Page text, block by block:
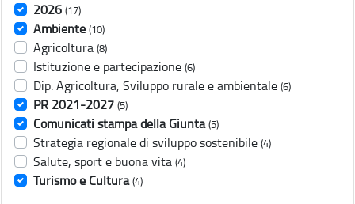
2026 (17)
Ambiente (10)
Agricoltura (8)
Istituzione e partecipazione (6)
Dip. Agricoltura, Sviluppo rurale e ambientale (6)
PR 2021-2027 (5)
Comunicati stampa della Giunta (5)
Strategia regionale di sviluppo sostenibile (4)
Salute, sport e buona vita (4)
Turismo e Cultura (4)